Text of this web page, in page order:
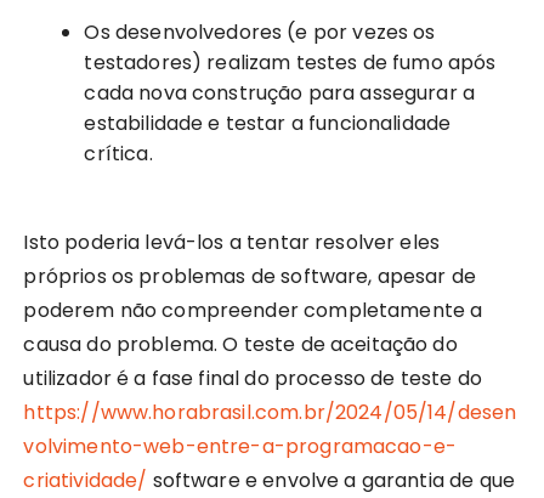
Os desenvolvedores (e por vezes os
testadores) realizam testes de fumo após
cada nova construção para assegurar a
estabilidade e testar a funcionalidade
crítica.
Isto poderia levá-los a tentar resolver eles
próprios os problemas de software, apesar de
poderem não compreender completamente a
causa do problema. O teste de aceitação do
utilizador é a fase final do processo de teste do
https://www.horabrasil.com.br/2024/05/14/desen
volvimento-web-entre-a-programacao-e-
criatividade/ software e envolve a garantia de que